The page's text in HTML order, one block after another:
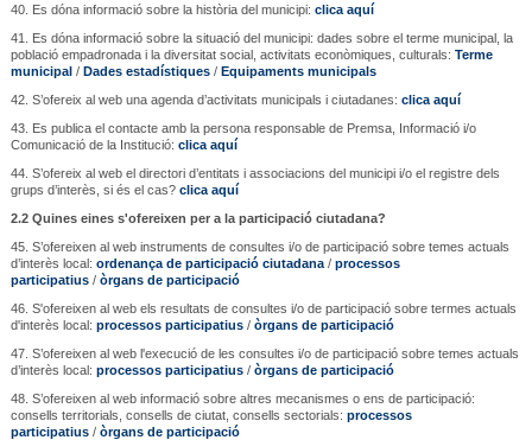
40. Es dóna informació sobre la història del municipi: clica aquí
41. Es dóna informació sobre la situació del municipi: dades sobre el terme municipal, la
població empadronada i la diversitat social, activitats econòmiques, culturals: Terme
municipal/ Dades estadístiques/ Equipaments municipals
42. S’ofereix al web una agenda d’activitats municipals i ciutadanes: clica aquí
43. Es publica el contacte amb la persona responsable de Premsa, Informació i/o
Comunicació de la Institució: clica aquí
44. S’ofereix al web el directori d’entitats i associacions del municipi i/o el registre dels
grups d’interès, si és el cas? clica aquí
2.2 Quines eines s'ofereixen per a la participació ciutadana?
45. S’ofereixen al web instruments de consultes i/o de participació sobre temes actuals
d’interès local: ordenança de participació ciutadana/ processos
participatius/ òrgans de participació
46. S'ofereixen al web els resultats de consultes i/o de participació sobre termes actuals
d'interès local: processos participatius/ òrgans de participació
47. S’ofereixen al web l'execució de les consultes i/o de participació sobre temes actuals
d’interès local: processos participatius/ òrgans de participació
48. S’ofereixen al web informació sobre altres mecanismes o ens de participació:
consells territorials, consells de ciutat, consells sectorials: processos
participatius/ òrgans de participació